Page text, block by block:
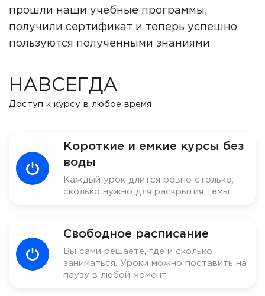
прошли наши учебные программы,
получили сертификат и теперь успешно
пользуются полученными знаниями
НАВСЕГДА
Доступ к курсу в любое время
Короткие и емкие курсы без
воды
Каждый урок длится ровно столько,
сколько нужно для раскрытия темы
Свободное расписание
Вы сами решаете, где и сколько
заниматься. Уроки можно поставить на
паузу в любой момент